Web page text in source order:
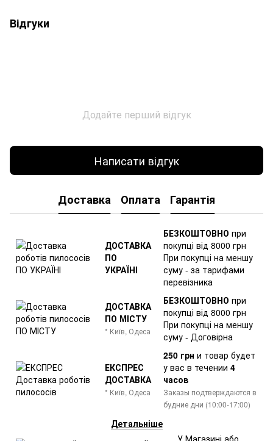
Відгуки
Додайте перший відгук
Написати відгук
Доставка Оплата Гарантія
ДОСТАВКА
ПО
УКРАЇНІ
БЕЗКОШТОВНО при
покупці від 8000 грн
При покупці на меншу
суму - за тарифами
перевізника
ДОСТАВКА
ПО МІСТУ
* Київ, Одеса
БЕЗКОШТОВНО при
покупці від 8000 грн
При покупці на меншу
суму - Договірна
ЕКСПРЕС
ДОСТАВКА
* Київ, Одеса
250 грн и товар будет
у вас в течении 4
часов
Заказы подтверждаются в
будние дни (10:00-17:00)
Детальніше